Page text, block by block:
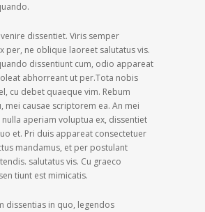
dissentiet. Viris semper
per, ne oblique laoreet salutatus vis.
dissentiunt cum, odio appareat
abhorreant ut per.Tota nobis
cu debet quaeque vim. Rebum
mei causae scriptorem ea. An mei
aperiam voluptua ex, dissentiet
et. Pri duis appareat consectetuer
mandamus, et per postulant
salutatus vis. Cu graeco
tiunt est mimicatis.
dissentias in quo, legendos